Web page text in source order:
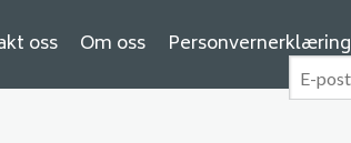
oss Om oss Personvernerklæring